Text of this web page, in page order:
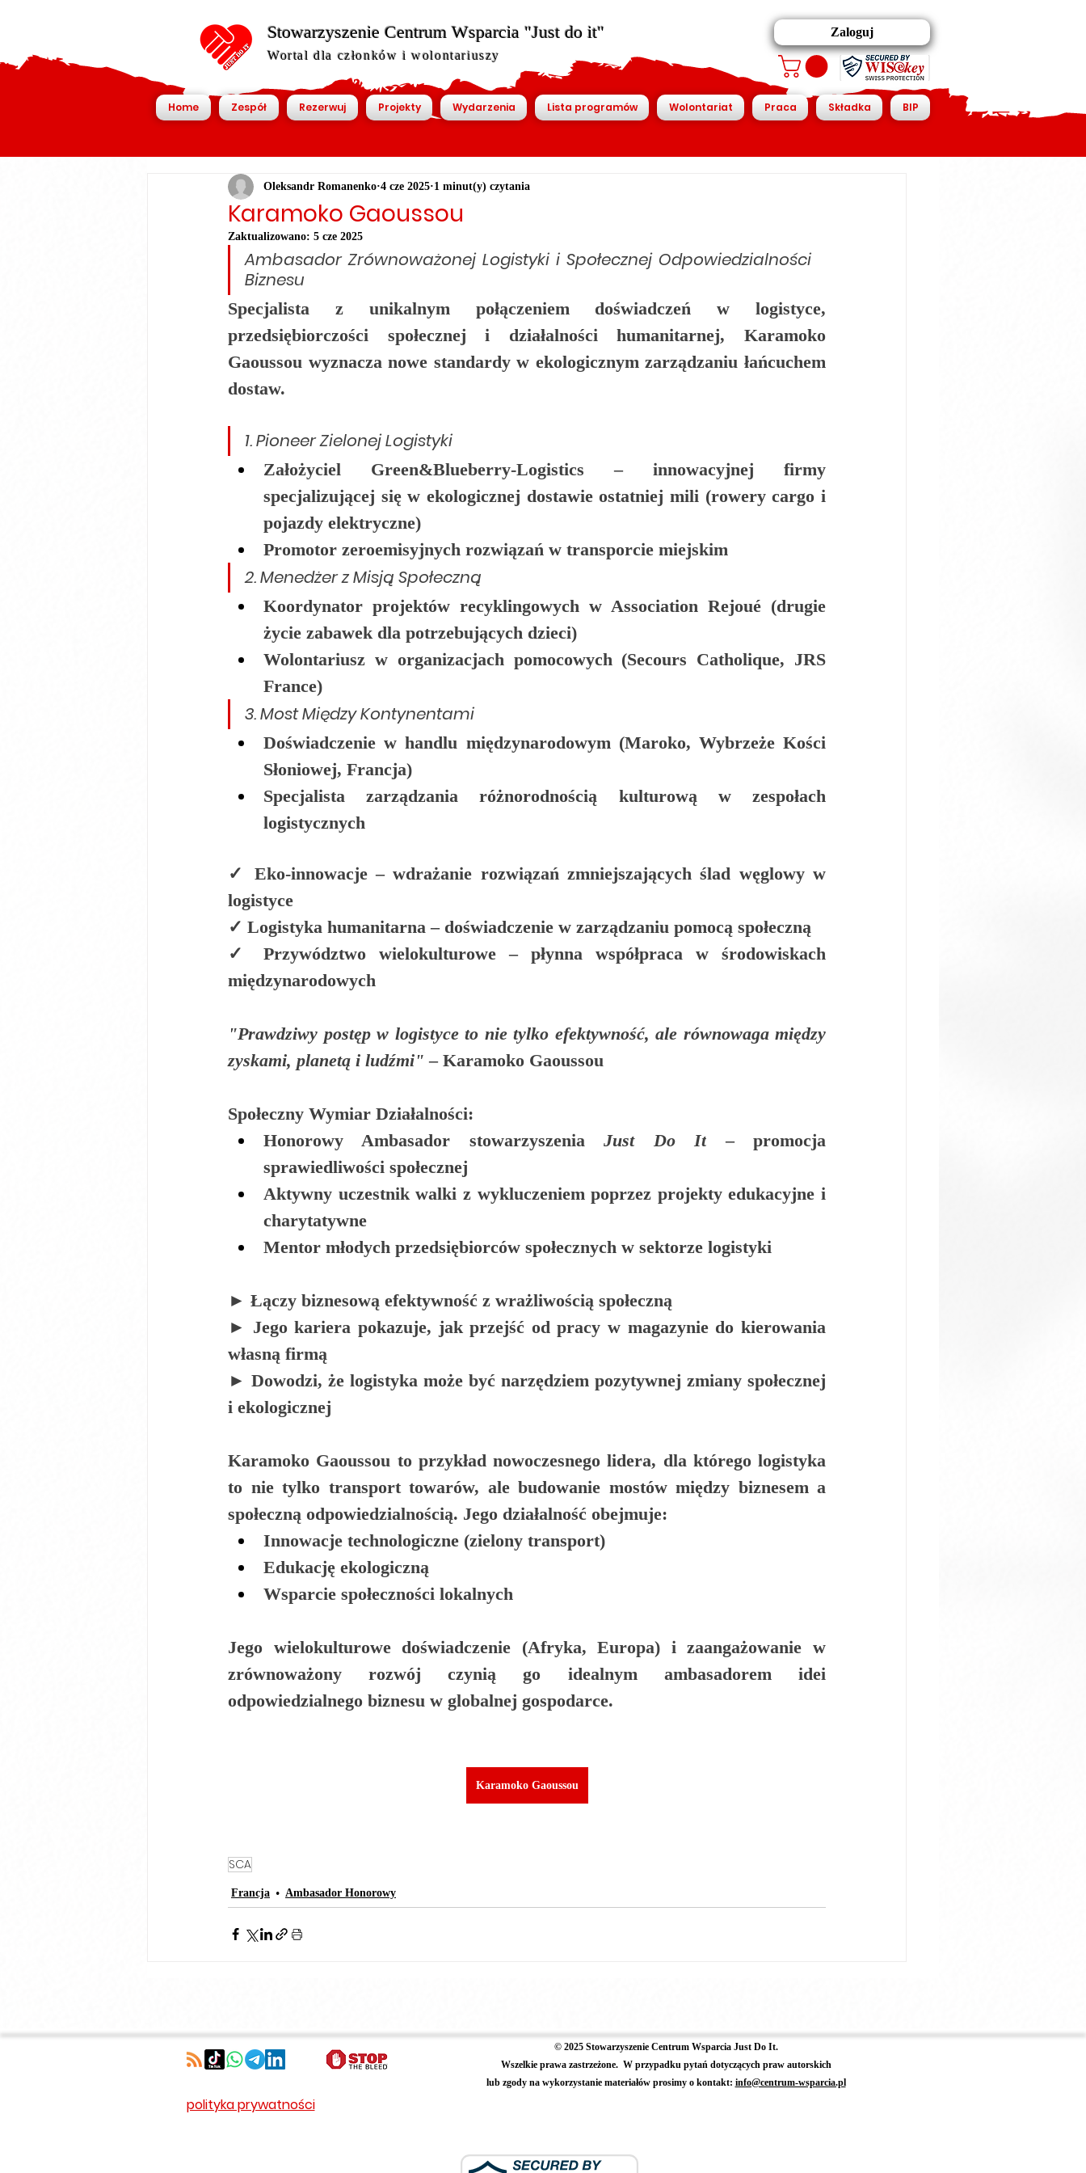
Stowarzyszenie Centrum Wsparcia "Just do it"
Wortal dla członków i wolontariuszy
Zaloguj
Home Zespół Rezerwuj Projekty Wydarzenia Lista programów Wolontariat Praca Składka BIP
Karamoko Gaoussou
Oleksandr Romanenko 4 cze 2025 1 minut(y) czytania
Zaktualizowano: 5 cze 2025
Ambasador Zrównoważonej Logistyki i Społecznej Odpowiedzialności
Biznesu
Specjalista z unikalnym połączeniem doświadczeń w logistyce,
przedsiębiorczości społecznej i działalności humanitarnej, Karamoko
Gaoussou wyznacza nowe standardy w ekologicznym zarządzaniu łańcuchem
dostaw.
1. Pioneer Zielonej Logistyki
Założyciel Green&Blueberry-Logistics – innowacyjnej firmy
specjalizującej się w ekologicznej dostawie ostatniej mili (rowery cargo i
pojazdy elektryczne)
Promotor zeroemisyjnych rozwiązań w transporcie miejskim
2. Menedżer z Misją Społeczną
Koordynator projektów recyklingowych w Association Rejoué (drugie
życie zabawek dla potrzebujących dzieci)
Wolontariusz w organizacjach pomocowych (Secours Catholique, JRS
France)
3. Most Między Kontynentami
Doświadczenie w handlu międzynarodowym (Maroko, Wybrzeże Kości
Słoniowej, Francja)
Specjalista zarządzania różnorodnością kulturową w zespołach
logistycznych
✓ Eko-innowacje – wdrażanie rozwiązań zmniejszających ślad węglowy w
logistyce
✓ Logistyka humanitarna – doświadczenie w zarządzaniu pomocą społeczną
✓ Przywództwo wielokulturowe – płynna współpraca w środowiskach
międzynarodowych
"Prawdziwy postęp w logistyce to nie tylko efektywność, ale równowaga między
zyskami, planetą i ludźmi" – Karamoko Gaoussou
Społeczny Wymiar Działalności:
Honorowy Ambasador stowarzyszenia Just Do It – promocja
sprawiedliwości społecznej
Aktywny uczestnik walki z wykluczeniem poprzez projekty edukacyjne i
charytatywne
Mentor młodych przedsiębiorców społecznych w sektorze logistyki
► Łączy biznesową efektywność z wrażliwością społeczną
► Jego kariera pokazuje, jak przejść od pracy w magazynie do kierowania
własną firmą
► Dowodzi, że logistyka może być narzędziem pozytywnej zmiany społecznej
i ekologicznej
Karamoko Gaoussou to przykład nowoczesnego lidera, dla którego logistyka
to nie tylko transport towarów, ale budowanie mostów między biznesem a
społeczną odpowiedzialnością. Jego działalność obejmuje:
Innowacje technologiczne (zielony transport)
Edukację ekologiczną
Wsparcie społeczności lokalnych
Jego wielokulturowe doświadczenie (Afryka, Europa) i zaangażowanie w
zrównoważony rozwój czynią go idealnym ambasadorem idei
odpowiedzialnego biznesu w globalnej gospodarce.
Karamoko Gaoussou
SCA
Francja Ambasador Honorowy
© 2025 Stowarzyszenie Centrum Wsparcia Just Do It.
Wszelkie prawa zastrzeżone. W przypadku pytań dotyczących praw autorskich
lub zgody na wykorzystanie materiałów prosimy o kontakt: info@centrum-wsparcia.pl
polityka prywatności